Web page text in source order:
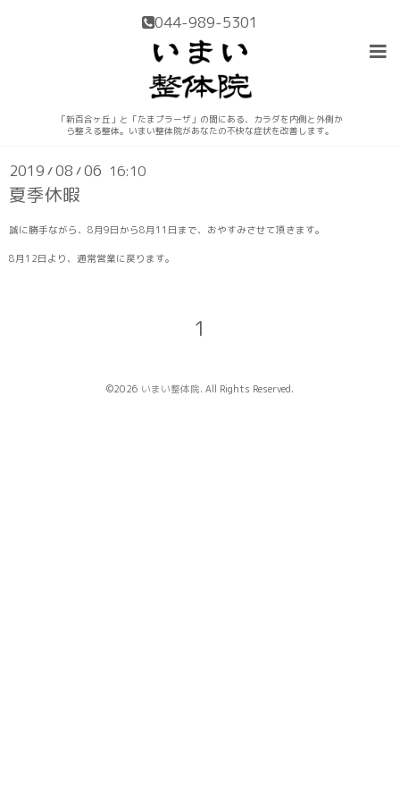
044-989-5301
「新百合ヶ丘」と「たまプラーザ」の間にある、カラダを内側と外側か
ら整える整体。いまい整体院があなたの不快な症状を改善します。
インフォメーション
2019 /08 /06 16:10
夏季休暇
誠に勝手ながら、8月9日から8月11日まで、おやすみさせて頂きます。
8月12日より、通常営業に戻ります。
1
©2026 いまい整体院. All Rights Reserved.